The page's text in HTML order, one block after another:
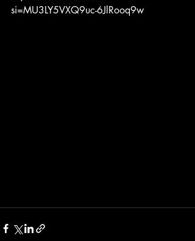
si=MU3LY5VXQ9uc-6JlRooq9w